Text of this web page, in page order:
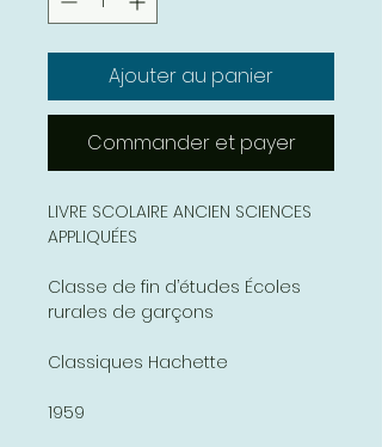
Ajouter au panier
Commander et payer
LIVRE SCOLAIRE ANCIEN SCIENCES
APPLIQUÉES
Classe de fin d’études Écoles
rurales de garçons
Classiques Hachette
1959